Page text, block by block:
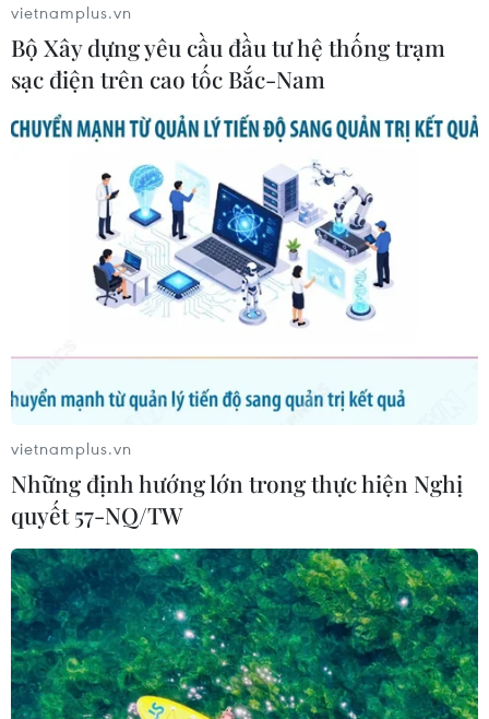
Nhạc trưởng Đồng Quang Vinh. (Ảnh: PV/Vietnam+)
vietnamplus.vn
Bộ Xây dựng yêu cầu đầu tư hệ thống trạm
sạc điện trên cao tốc Bắc-Nam
vietnamplus.vn
Những định hướng lớn trong thực hiện Nghị
quyết 57-NQ/TW